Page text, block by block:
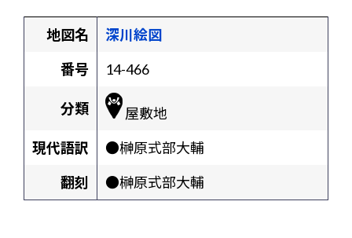
地図名
深川絵図
番号
14-466
分類
屋敷地
現代語訳
●榊原式部大輔
翻刻
●榊原式部大輔